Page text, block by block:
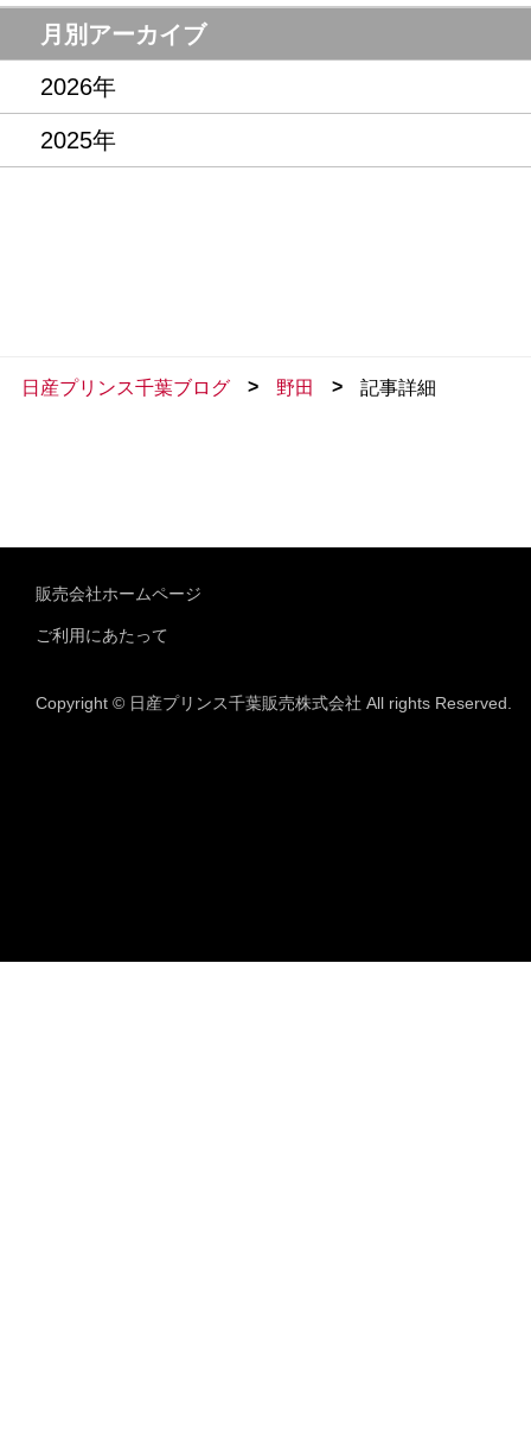
月別アーカイブ
2026年
2025年
日産プリンス千葉ブログ > 野田 > 記事詳細
販売会社ホームページ
ご利用にあたって
Copyright © 日産プリンス千葉販売株式会社 All rights Reserved.